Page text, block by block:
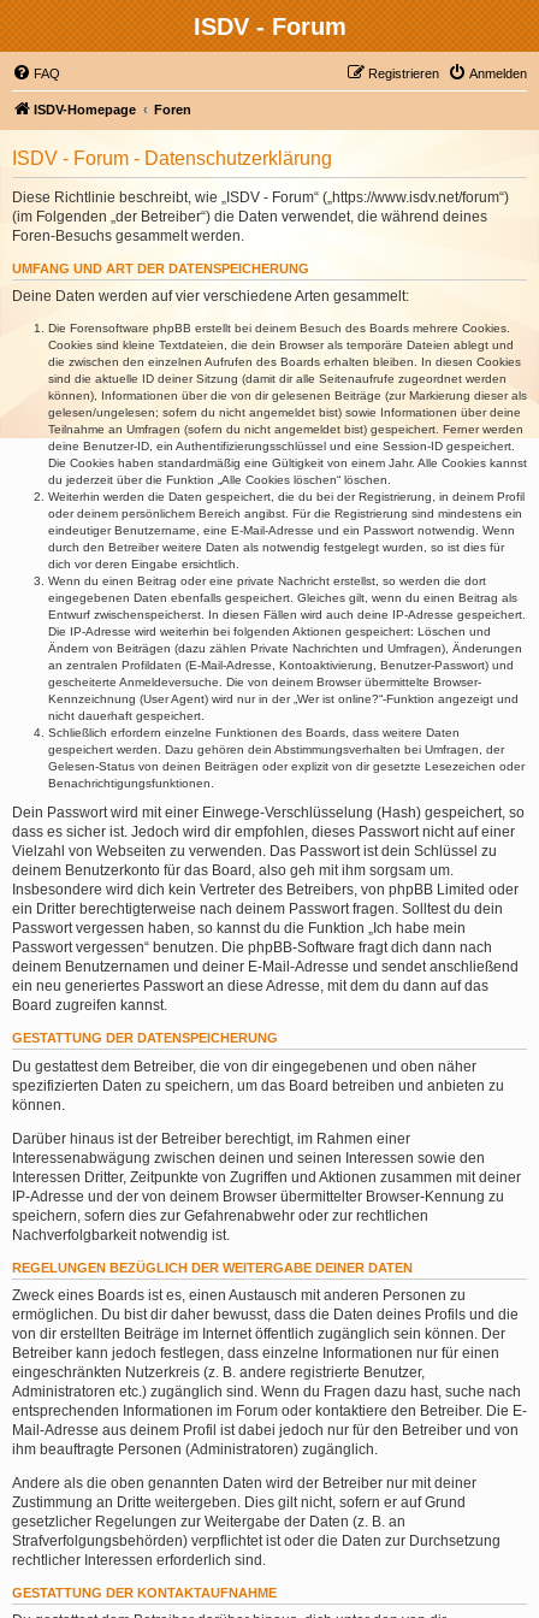
ISDV - Forum
FAQ Anmelden
Registrieren
ISDV-Homepage Foren
ISDV - Forum - Datenschutzerklärung
Diese Richtlinie beschreibt, wie „ISDV - Forum“ („https://www.isdv.net/forum“)
(im Folgenden „der Betreiber“) die Daten verwendet, die während deines
Foren-Besuchs gesammelt werden.
UMFANG UND ART DER DATENSPEICHERUNG
Deine Daten werden auf vier verschiedene Arten gesammelt:
Die Forensoftware phpBB erstellt bei deinem Besuch des Boards mehrere Cookies.
Cookies sind kleine Textdateien, die dein Browser als temporäre Dateien ablegt und
die zwischen den einzelnen Aufrufen des Boards erhalten bleiben. In diesen Cookies
sind die aktuelle ID deiner Sitzung (damit dir alle Seitenaufrufe zugeordnet werden
können), Informationen über die von dir gelesenen Beiträge (zur Markierung dieser als
gelesen/ungelesen; sofern du nicht angemeldet bist) sowie Informationen über deine
Teilnahme an Umfragen (sofern du nicht angemeldet bist) gespeichert. Ferner werden
deine Benutzer-ID, ein Authentifizierungsschlüssel und eine Session-ID gespeichert.
Die Cookies haben standardmäßig eine Gültigkeit von einem Jahr. Alle Cookies kannst
du jederzeit über die Funktion „Alle Cookies löschen“ löschen.
Weiterhin werden die Daten gespeichert, die du bei der Registrierung, in deinem Profil
oder deinem persönlichem Bereich angibst. Für die Registrierung sind mindestens ein
eindeutiger Benutzername, eine E-Mail-Adresse und ein Passwort notwendig. Wenn
durch den Betreiber weitere Daten als notwendig festgelegt wurden, so ist dies für
dich vor deren Eingabe ersichtlich.
Wenn du einen Beitrag oder eine private Nachricht erstellst, so werden die dort
eingegebenen Daten ebenfalls gespeichert. Gleiches gilt, wenn du einen Beitrag als
Entwurf zwischenspeicherst. In diesen Fällen wird auch deine IP-Adresse gespeichert.
Die IP-Adresse wird weiterhin bei folgenden Aktionen gespeichert: Löschen und
Ändern von Beiträgen (dazu zählen Private Nachrichten und Umfragen), Änderungen
an zentralen Profildaten (E-Mail-Adresse, Kontoaktivierung, Benutzer-Passwort) und
gescheiterte Anmeldeversuche. Die von deinem Browser übermittelte Browser-
Kennzeichnung (User Agent) wird nur in der „Wer ist online?“-Funktion angezeigt und
nicht dauerhaft gespeichert.
Schließlich erfordern einzelne Funktionen des Boards, dass weitere Daten
gespeichert werden. Dazu gehören dein Abstimmungsverhalten bei Umfragen, der
Gelesen-Status von deinen Beiträgen oder explizit von dir gesetzte Lesezeichen oder
Benachrichtigungsfunktionen.
Dein Passwort wird mit einer Einwege-Verschlüsselung (Hash) gespeichert, so
dass es sicher ist. Jedoch wird dir empfohlen, dieses Passwort nicht auf einer
Vielzahl von Webseiten zu verwenden. Das Passwort ist dein Schlüssel zu
deinem Benutzerkonto für das Board, also geh mit ihm sorgsam um.
Insbesondere wird dich kein Vertreter des Betreibers, von phpBB Limited oder
ein Dritter berechtigterweise nach deinem Passwort fragen. Solltest du dein
Passwort vergessen haben, so kannst du die Funktion „Ich habe mein
Passwort vergessen“ benutzen. Die phpBB-Software fragt dich dann nach
deinem Benutzernamen und deiner E-Mail-Adresse und sendet anschließend
ein neu generiertes Passwort an diese Adresse, mit dem du dann auf das
Board zugreifen kannst.
GESTATTUNG DER DATENSPEICHERUNG
Du gestattest dem Betreiber, die von dir eingegebenen und oben näher
spezifizierten Daten zu speichern, um das Board betreiben und anbieten zu
können.
Darüber hinaus ist der Betreiber berechtigt, im Rahmen einer
Interessenabwägung zwischen deinen und seinen Interessen sowie den
Interessen Dritter, Zeitpunkte von Zugriffen und Aktionen zusammen mit deiner
IP-Adresse und der von deinem Browser übermittelter Browser-Kennung zu
speichern, sofern dies zur Gefahrenabwehr oder zur rechtlichen
Nachverfolgbarkeit notwendig ist.
REGELUNGEN BEZÜGLICH DER WEITERGABE DEINER DATEN
Zweck eines Boards ist es, einen Austausch mit anderen Personen zu
ermöglichen. Du bist dir daher bewusst, dass die Daten deines Profils und die
von dir erstellten Beiträge im Internet öffentlich zugänglich sein können. Der
Betreiber kann jedoch festlegen, dass einzelne Informationen nur für einen
eingeschränkten Nutzerkreis (z. B. andere registrierte Benutzer,
Administratoren etc.) zugänglich sind. Wenn du Fragen dazu hast, suche nach
entsprechenden Informationen im Forum oder kontaktiere den Betreiber. Die E-
Mail-Adresse aus deinem Profil ist dabei jedoch nur für den Betreiber und von
ihm beauftragte Personen (Administratoren) zugänglich.
Andere als die oben genannten Daten wird der Betreiber nur mit deiner
Zustimmung an Dritte weitergeben. Dies gilt nicht, sofern er auf Grund
gesetzlicher Regelungen zur Weitergabe der Daten (z. B. an
Strafverfolgungsbehörden) verpflichtet ist oder die Daten zur Durchsetzung
rechtlicher Interessen erforderlich sind.
GESTATTUNG DER KONTAKTAUFNAHME